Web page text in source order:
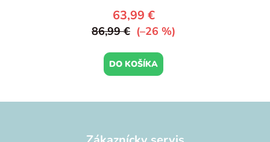
63,99 €
86,99 € (–26 %)
DO KOŠÍKA